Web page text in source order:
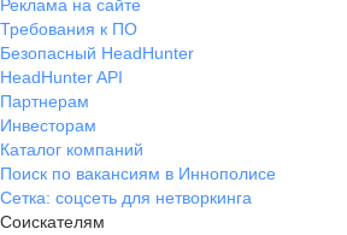
Реклама на сайте
Требования к ПО
Безопасный HeadHunter
HeadHunter API
Партнерам
Инвесторам
Каталог компаний
Поиск по вакансиям в Иннополисе
Сетка: соцсеть для нетворкинга
Соискателям